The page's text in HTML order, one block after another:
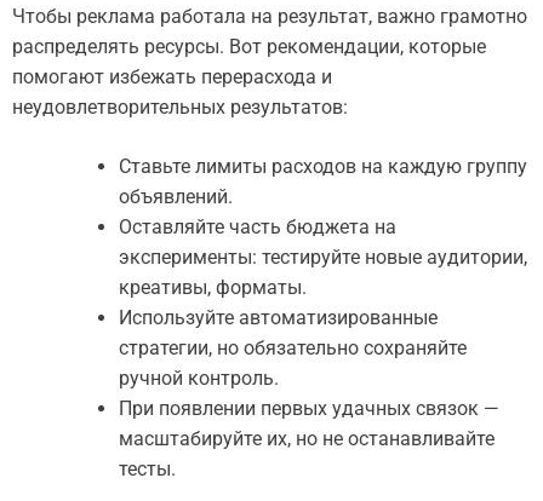
Чтобы реклама работала на результат, важно грамотно
распределять ресурсы. Вот рекомендации, которые
помогают избежать перерасхода и
неудовлетворительных результатов:
Ставьте лимиты расходов на каждую группу
объявлений.
Оставляйте часть бюджета на
эксперименты: тестируйте новые аудитории,
креативы, форматы.
Используйте автоматизированные
стратегии, но обязательно сохраняйте
ручной контроль.
При появлении первых удачных связок —
масштабируйте их, но не останавливайте
тесты.